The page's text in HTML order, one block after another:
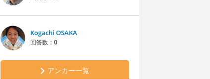
Kogachi OSAKA
回答数： 0
アンカー一覧